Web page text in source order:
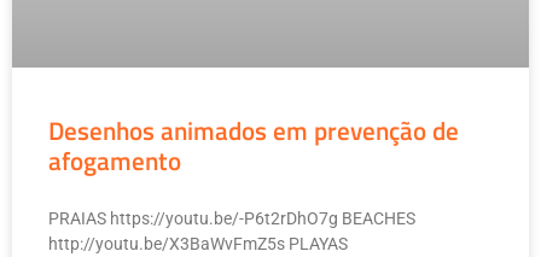
Desenhos animados em prevenção de
afogamento
PRAIAS https://youtu.be/-P6t2rDhO7g BEACHES
http://youtu.be/X3BaWvFmZ5s PLAYAS